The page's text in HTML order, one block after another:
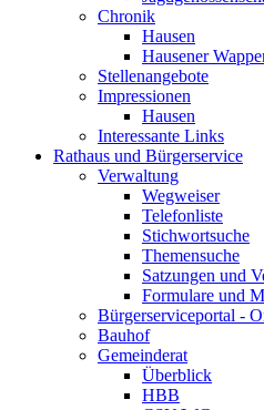
Chronik
Hausen
Hausener
Stellenangebote
Impressionen
Hausen
Interessante Links
Rathaus und Bürgerservice
Verwaltung
Wegweiser
Telefonliste
Stichwortsuche
Themensuche
Satzungen und
Formulare und
Bürgerserviceportal -
Bauhof
Gemeinderat
Überblick
HBB